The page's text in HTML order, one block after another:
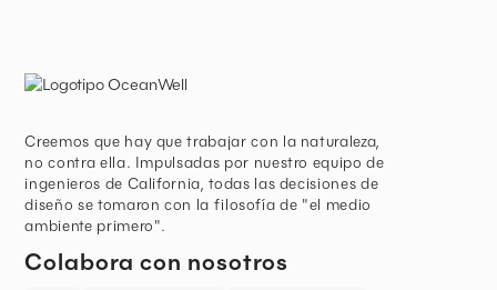
Creemos que hay que trabajar con la naturaleza,
no contra ella. Impulsadas por nuestro equipo de
ingenieros de California, todas las decisiones de
diseño se tomaron con la filosofía de "el medio
ambiente primero".
Colabora con nosotros